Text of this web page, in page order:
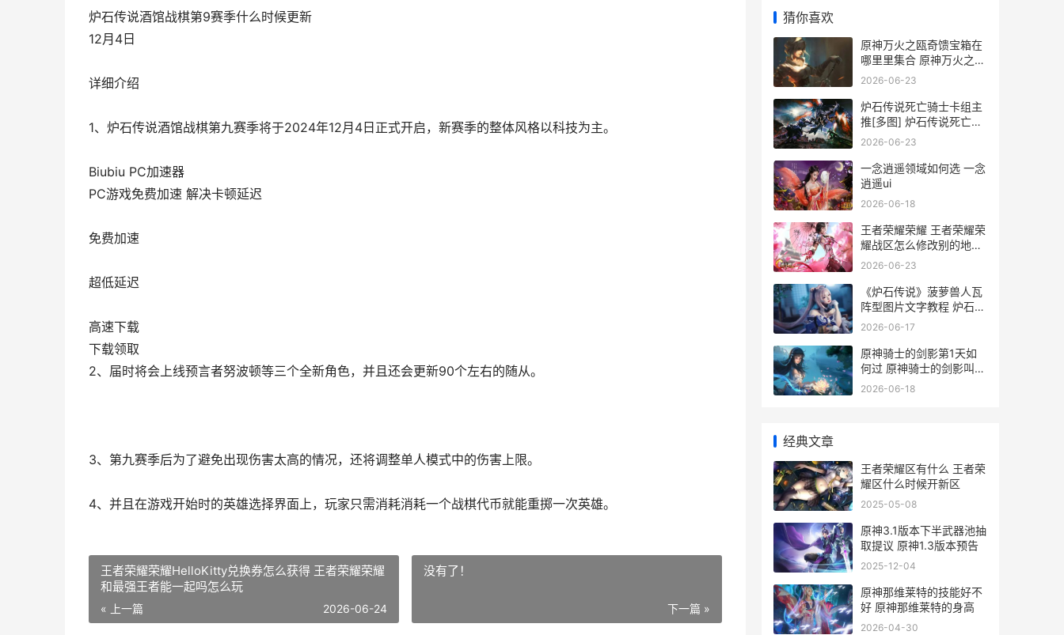
炉石传说酒馆战棋第9赛季什么时候更新
12月4日
详细介绍
1、炉石传说酒馆战棋第九赛季将于2024年12月4日正式开启，新赛季的整体风格以科技为主。
Biubiu PC加速器
PC游戏免费加速 解决卡顿延迟
免费加速
超低延迟
高速下载
下载领取
2、届时将会上线预言者努波顿等三个全新角色，并且还会更新90个左右的随从。
3、第九赛季后为了避免出现伤害太高的情况，还将调整单人模式中的伤害上限。
4、并且在游戏开始时的英雄选择界面上，玩家只需消耗消耗一个战棋代币就能重掷一次英雄。
王者荣耀荣耀HelloKitty兑换券怎么获得 王者荣耀荣耀
和最强王者能一起吗怎么玩
« 上一篇 2026-06-24
没有了！
下一篇 »
猜你喜欢
原神万火之瓯奇馈宝箱在
哪里里集合 原神万火之瓯
奇馈宝箱岩壁
2026-06-23
炉石传说死亡骑士卡组主
推[多图] 炉石传说死亡骑
士彩虹dk
2026-06-23
一念逍遥领域如何选 一念
逍遥ui
2026-06-18
王者荣耀荣耀 王者荣耀荣
耀战区怎么修改别的地区
_18
2026-06-23
《炉石传说》菠萝兽人瓦
阵型图片文字教程 炉石传
说菠萝
2026-06-17
原神骑士的剑影第1天如
何过 原神骑士的剑影叫什
么
2026-06-18
经典文章
王者荣耀区有什么 王者荣
耀区什么时候开新区
2025-05-08
原神3.1版本下半武器池抽
取提议 原神1.3版本预告
2025-12-04
原神那维莱特的技能好不
好 原神那维莱特的身高
2026-04-30